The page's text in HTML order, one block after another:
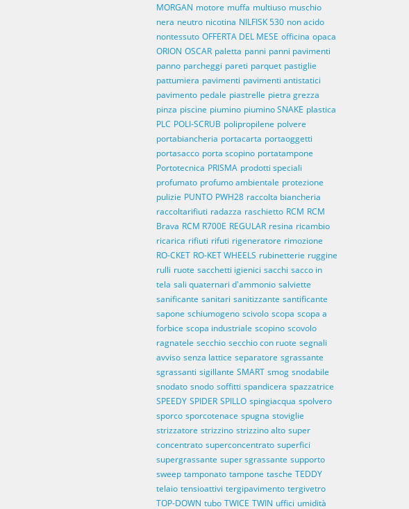
MORGAN motore muffa multiuso muschio
nera neutro nicotina NILFISK 530 non acido
nontessuto OFFERTA DEL MESE officina opaca
ORION OSCAR paletta panni panni pavimenti
panno parcheggi pareti parquet pastiglie
pattumiera pavimenti pavimenti antistatici
pavimento pedale piastrelle pietra grezza
pinza piscine piumino piumino SNAKE plastica
PLC POLI-SCRUB polipropilene polvere
portabiancheria portacarta portaoggetti
portasacco porta scopino portatampone
Portotecnica PRISMA prodotti speciali
profumato profumo ambientale protezione
pulizie PUNTO PWH28 raccolta biancheria
raccoltarifiuti radazza raschietto RCM RCM
Brava RCM R700E REGULAR resina ricambio
ricarica rifiuti rifuti rigeneratore rimozione
RO-CKET RO-KET WHEELS rubinetterie ruggine
rulli ruote sacchetti igienici sacchi sacco in
tela sali quaternari d'ammonio salviette
sanificante sanitari sanitizzante santificante
sapone schiumogeno scivolo scopa scopa a
forbice scopa industriale scopino scovolo
ragnatele secchio secchio con ruote segnali
avviso senza lattice separatore sgrassante
sgrassanti sigillante SMART smog snodabile
snodato snodo soffitti spandicera spazzatrice
SPEEDY SPIDER SPILLO spingiacqua spolvero
sporco sporcotenace spugna stoviglie
strizzatore strizzino strizzino alto super
concentrato superconcentrato superfici
supergrassante super sgrassante supporto
sweep tamponato tampone tasche TEDDY
telaio tensioattivi tergipavimento tergivetro
TOP-DOWN tubo TWICE TWIN uffici umidità